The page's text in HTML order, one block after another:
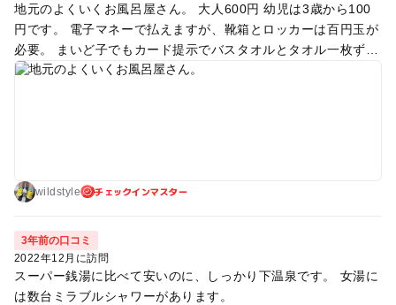
地元のよくいくお風呂屋さん。 大人600円 幼児は3歳から100
円です。 電子マネーで払えますが、靴箱とロッカーは百円玉が
必要。 まいど子でもカード提示でバスタオルとタオル一枚ずつ
貸してくれます。 子供はパパと入ってました。お風呂が2個あ
らいです。
wildstyle チェックインマスター
3年前の口コミ
2022年12月に訪問
スーパー銭湯に比べて安いのに、しっかり下温泉です。 女湯に
は数台ミラブルシャワーがあります。